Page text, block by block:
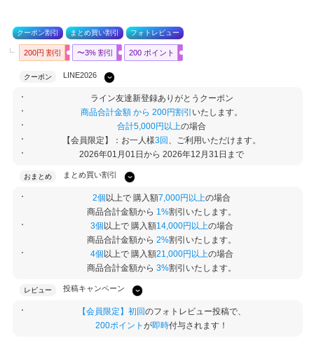
クーポン割引 まとめ買い割引 フォトレビュー
200円 割引 〜3% 割引 200 ポイント
クーポン LINE2026
ライン友達新登録ありがとうクーポン
商品合計金額 から 200円割引 いたします。
合計5,000円以上の場合
【会員限定】：お一人様3回 、ご利用いただけます。
2026年01月01日から 2026年12月31日まで
おまとめ まとめ買い割引
2個 以上で 購入額7,000円以上の場合
商品合計金額から 1%割引いたします。
3個 以上で 購入額14,000円以上の場合
商品合計金額から2%割引いたします。
4個 以上で 購入額21,000円以上の場合
商品合計金額から3%割引いたします。
レビュー 投稿キャンペーン
【会員限定】初回のフォトレビュー投稿で、
200ポイントが即時付与されます！